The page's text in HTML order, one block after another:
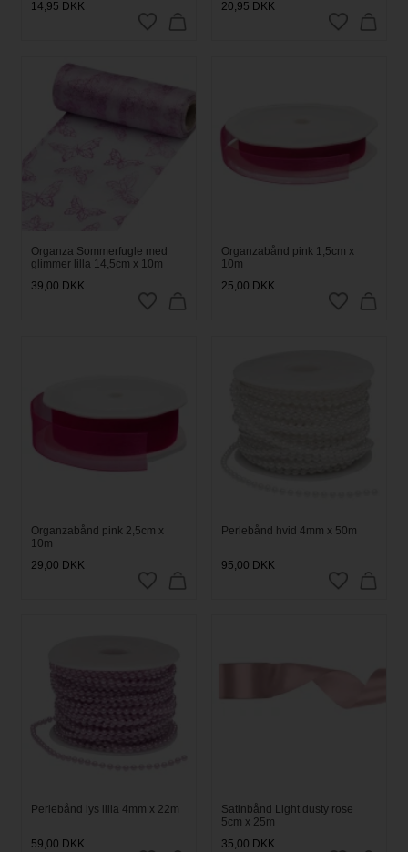
14,95 DKK 20,95 DKK
Organza Sommerfugle med
glimmer lilla 14,5cm x 10m
39,00 DKK
Organzabånd pink 1,5cm x
10m
25,00 DKK
Organzabånd pink 2,5cm x
10m
29,00 DKK
Perlebånd hvid 4mm x 50m
95,00 DKK
Perlebånd lys lilla 4mm x 22m
59,00 DKK
Satinbånd Light dusty rose
5cm x 25m
35,00 DKK